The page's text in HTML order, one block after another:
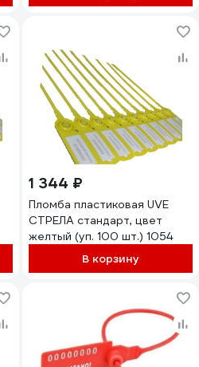
1 344 ₽
Пломба пластиковая UVE
СТРЕЛА стандарт, цвет
желтый (уп. 100 шт.) 1054
В корзину